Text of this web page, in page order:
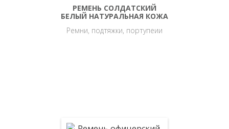
РЕМЕНЬ СОЛДАТСКИЙ
БЕЛЫЙ НАТУРАЛЬНАЯ КОЖА
Ремни, подтяжки, портупеии